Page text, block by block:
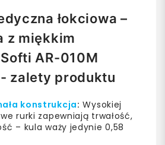
łokciowa –
z miękkim
AR-010M
zalety produktu
konstrukcja: Wysokiej
rurki zapewniają trwałość,
– kula waży jedynie 0,58